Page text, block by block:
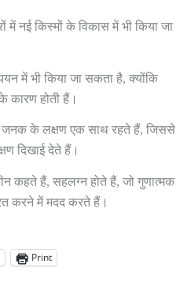
में नई किस्मों के विकास में भी किया जा
में भी किया जा सकता है, क्योंकि
कारण होती हैं।
के लक्षण एक साथ रहते हैं, जिससे
दिखाई देते हैं।
कहते हैं, सहलग्न होते हैं, जो गुणात्मक
करने में मदद करते हैं।
Print